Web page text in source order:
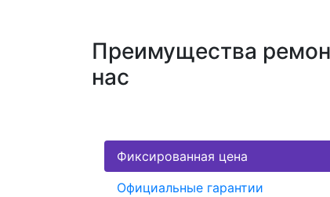
Преимущества
нас
Фиксированная цена
Официальные гарантии